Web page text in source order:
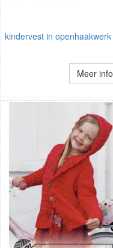
kindervest in openhaakwerk
Meer info